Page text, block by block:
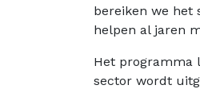
bereiken we het
helpen al jaren
Het programma
sector wordt